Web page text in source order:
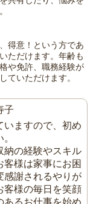
得意！という方であ
ただけます。年齢も
や免許、職務経験が
ていただけます。
子
いますので、初め
納の経験やスキル
客様は家事にお困
感謝されるやりが
客様の毎日を笑顔
あるお仕事を始め